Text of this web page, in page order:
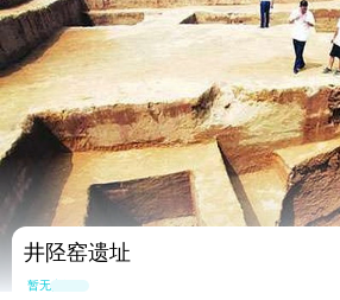
井陉窑遗址
暂无点评
